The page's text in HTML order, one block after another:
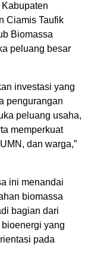
Ciamis Taufik
Biomassa
peluang besar
investasi yang
pengurangan
peluang usaha,
memperkuat
dan warga,”
ini menandai
biomassa
bagian dari
yang
pada